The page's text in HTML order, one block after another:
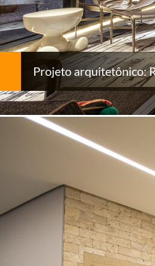
Projeto arquitetônico: